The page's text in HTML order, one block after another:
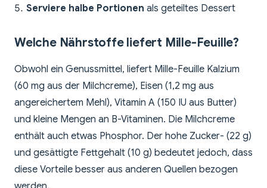
Serviere halbe Portionen als geteiltes Dessert
Welche Nährstoffe liefert Mille-Feuille?
Obwohl ein Genussmittel, liefert Mille-Feuille Kalzium
(60 mg aus der Milchcreme), Eisen (1,2 mg aus
angereichertem Mehl), Vitamin A (150 IU aus Butter)
und kleine Mengen an B-Vitaminen. Die Milchcreme
enthält auch etwas Phosphor. Der hohe Zucker- (22 g)
und gesättigte Fettgehalt (10 g) bedeutet jedoch, dass
diese Vorteile besser aus anderen Quellen bezogen